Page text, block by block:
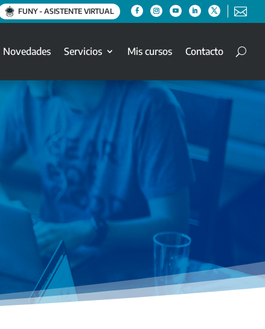
FUNY - ASISTENTE VIRTUAL 
Novedades Servicios Mis cursos Contacto